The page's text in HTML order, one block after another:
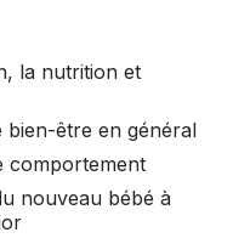
la nutrition et
bien-être en général
comportement
nouveau bébé à